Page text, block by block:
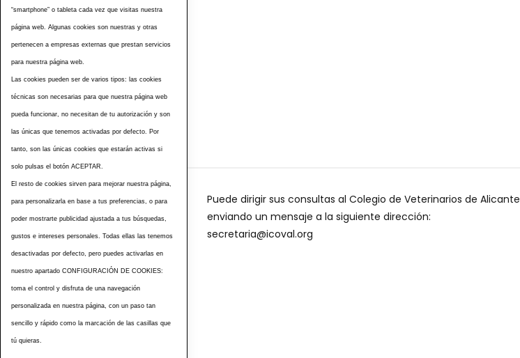
Puede dirigir sus consultas al Colegio de Veterinarios de Alicante
enviando un mensaje a la siguiente dirección:
secretaria@icoval.org
“smartphone” o tableta cada vez que visitas nuestra
página web. Algunas cookies son nuestras y otras
pertenecen a empresas externas que prestan servicios
para nuestra página web.
Las cookies pueden ser de varios tipos: las cookies
técnicas son necesarias para que nuestra página web
pueda funcionar, no necesitan de tu autorización y son
las únicas que tenemos activadas por defecto. Por
tanto, son las únicas cookies que estarán activas si
solo pulsas el botón ACEPTAR.
El resto de cookies sirven para mejorar nuestra página,
para personalizarla en base a tus preferencias, o para
poder mostrarte publicidad ajustada a tus búsquedas,
gustos e intereses personales. Todas ellas las tenemos
desactivadas por defecto, pero puedes activarlas en
nuestro apartado CONFIGURACIÓN DE COOKIES:
toma el control y disfruta de una navegación
personalizada en nuestra página, con un paso tan
sencillo y rápido como la marcación de las casillas que
tú quieras.